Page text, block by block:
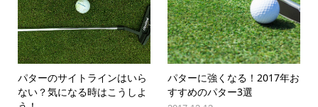
パターのサイトラインはいら
ない？気になる時はこうしよ
パターに強くなる！2017年お
すすめのパター3選